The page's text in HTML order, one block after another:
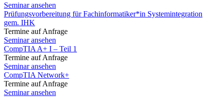
Seminar ansehen
Prüfungsvorbereitung für Fachinformatiker*in Systemintegration
gem. IHK
Termine auf Anfrage
Seminar ansehen
CompTIA A+ I – Teil 1
Termine auf Anfrage
Seminar ansehen
CompTIA Network+
Termine auf Anfrage
Seminar ansehen